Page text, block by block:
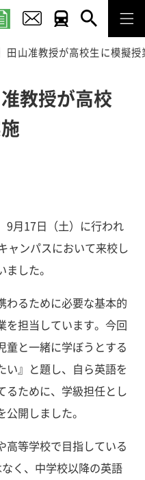
田山准教授が高校生に模擬
教授が高校
9月17日（土）に行われ
ャンパスにおいて来校し
した。
わるために必要な基本的
を担当しています。今回
童と一緒に学ぼうとする
い』と題し、自ら英語を
るために、学級担任とし
開しました。
高等学校で目指している
く、中学校以降の英語